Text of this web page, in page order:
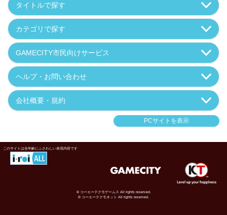
タイトルで探す
カテゴリで探す
GAMECITY市民向けサービス
ヘルプ・お問い合わせ
会社概要・規約
PCサイトを表示
このサイトは全年齢にふさわしい表現内容です
© コーエーテクモゲームス All rights reserved.
© コーエーテクモネット All rights reserved.